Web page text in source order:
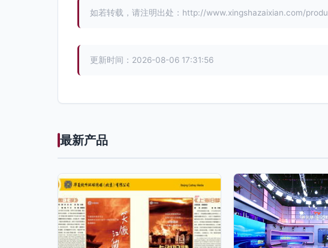
如若转载，请注明出处：http://www.xingshazaixian.com/
更新时间：2026-08-06 17:31:56
最新产品